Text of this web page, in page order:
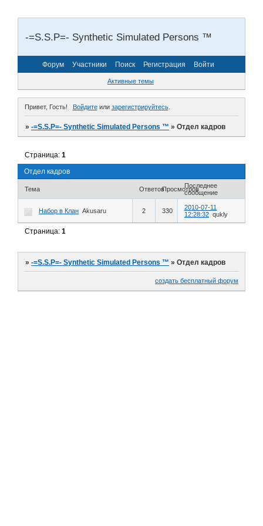
-=S.S.P=- Synthetic Simulated Persons ™
Форум Участники Поиск Регистрация Войти
Активные темы
Привет, Гость! Войдитеили зарегистрируйтесь.
»-=S.S.P=- Synthetic Simulated Persons ™ »Отдел кадров
Отдел кадров
Страница:1
Тема ОтветовПросмотровПоследнее
сообщение
Набор в Клан Akusaru 2 330
2010-07-11
12:28:32 qukly
Страница:1
»-=S.S.P=- Synthetic Simulated Persons ™ »Отдел кадров
создать бесплатный форум